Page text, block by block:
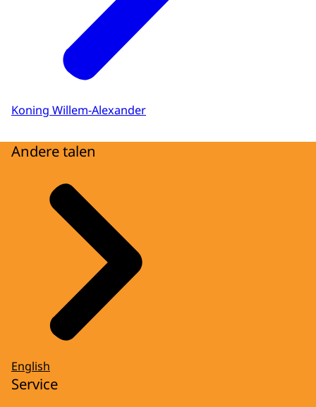
Koning Willem-Alexander
Andere talen
English
Service